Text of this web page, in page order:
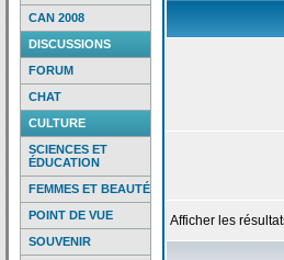
CAN 2008
DISCUSSIONS
FORUM
CHAT
CULTURE
SCIENCES ET
ÉDUCATION
FEMMES ET BEAUTÉ
POINT DE VUE
SOUVENIR
Afficher les